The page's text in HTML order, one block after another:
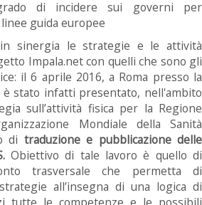
di incidere sui governi per
linee guida europee
sinergia le strategie e le attività
Impala.net con quelli che sono gli
il 6 aprile 2016, a Roma presso la
è stato infatti presentato, nell'ambito
sull’attività fisica per la Regione
Mondiale della Sanità
di traduzione e pubblicazione delle
Obiettivo di tale lavoro è quello di
trasversale che permetta di
all’insegna di una logica di